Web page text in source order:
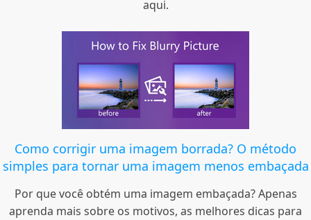
aqui.
Como corrigir uma imagem borrada? O método
simples para tornar uma imagem menos embaçada
Por que você obtém uma imagem embaçada? Apenas
aprenda mais sobre os motivos, as melhores dicas para